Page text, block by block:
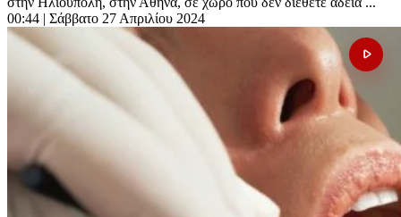
00:44 | Σάββατο 27 Απριλίου 2024